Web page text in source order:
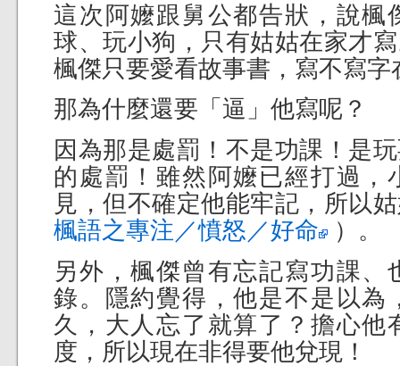
這次阿嬤跟舅公都告狀，說楓
球、玩小狗，只有姑姑在家才
楓傑只要愛看故事書，寫不寫
那為什麼還要「逼」他寫呢？
因為那是處罰！不是功課！是
的處罰！雖然阿嬤已經打過，
見，但不確定他能牢記，所以
楓語之專注／憤怒／好命
）。
另外，楓傑曾有忘記寫功課、
錄。隱約覺得，他是不是以為
久，大人忘了就算了？擔心他
度，所以現在非得要他兌現！